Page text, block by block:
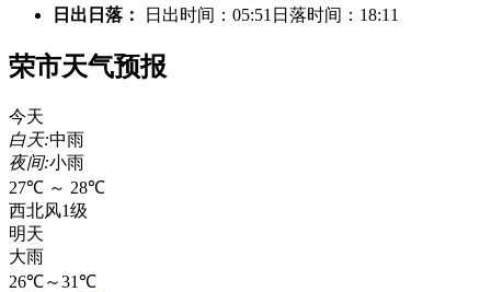
日出日落：
日出时间：05:51 日落时间：18:11
荣市天气预报
今天
白天:中雨
夜间:小雨
27℃ ～ 28℃
西北风1级
明天
大雨
26℃～31℃